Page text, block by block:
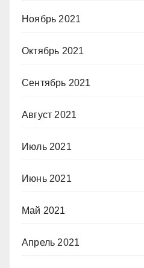
Ноябрь 2021
Октябрь 2021
Сентябрь 2021
Август 2021
Июль 2021
Июнь 2021
Май 2021
Апрель 2021